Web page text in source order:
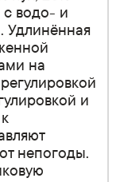
с водо- и
Удлинённая
на
и
непогоды.